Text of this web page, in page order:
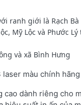
ranh giới là Rạch Bà
Mỹ Lộc và Phước
và xã Bình Hưng
màu chính hãng
dành riêng cho